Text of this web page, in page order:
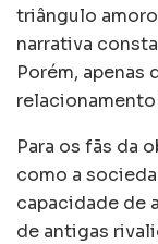
triângulo
narrativa
Porém, apenas
Para os fãs da
como a
capacidade de
de antigas